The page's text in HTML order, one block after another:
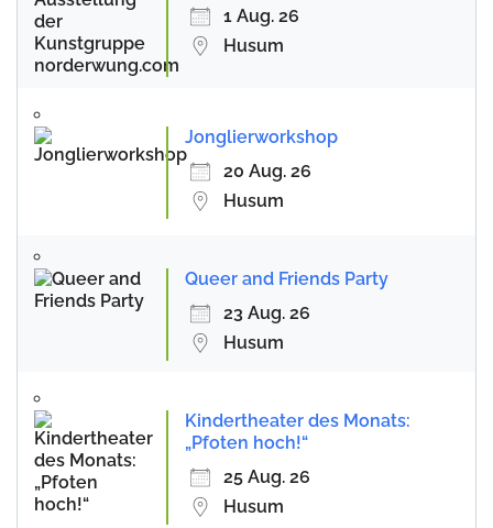
1 Aug. 26
Husum
Jonglierworkshop
20 Aug. 26
Husum
Queer and Friends Party
23 Aug. 26
Husum
Kindertheater des Monats:
„Pfoten hoch!“
25 Aug. 26
Husum